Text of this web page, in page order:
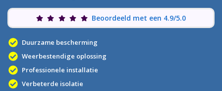
Beoordeeld met een 4.9/5.0
Duurzame bescherming
Weerbestendige oplossing
Professionele installatie
Verbeterde isolatie